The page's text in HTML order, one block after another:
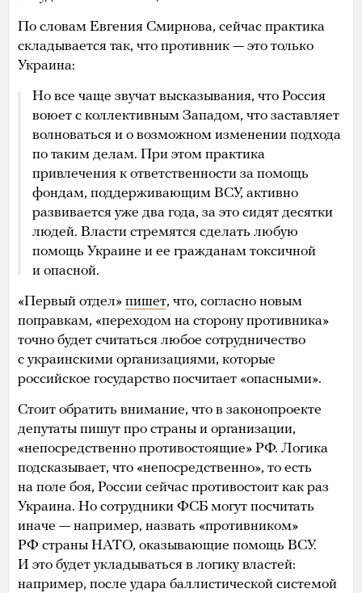
По словам Евгения Смирнова, сейчас практика
складывается так, что противник — это только
Украина:
Но все чаще звучат высказывания, что Россия
воюет с коллективным Западом, что заставляет
волноваться и о возможном изменении подхода
по таким делам. При этом практика
привлечения к ответственности за помощь
фондам, поддерживающим ВСУ, активно
развивается уже два года, за это сидят десятки
людей. Власти стремятся сделать любую
помощь Украине и ее гражданам токсичной
и опасной.
«Первый отдел» пишет, что, согласно новым
поправкам, «переходом на сторону противника»
точно будет считаться любое сотрудничество
с украинскими организациями, которые
российское государство посчитает «опасными».
Стоит обратить внимание, что в законопроекте
депутаты пишут про страны и организации,
«непосредственно противостоящие» РФ. Логика
подсказывает, что «непосредственно», то есть
на поле боя, России сейчас противостоит как раз
Украина. Но сотрудники ФСБ могут посчитать
иначе — например, назвать «противником»
РФ страны НАТО, оказывающие помощь ВСУ.
И это будет укладываться в логику властей:
например, после удара баллистической системой